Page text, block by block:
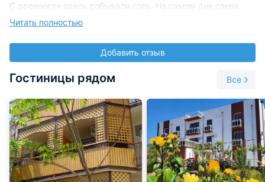
С древности здесь добывали соль. На самом дне озера
около 5 тысяч лет назад стали накапливаться серые и
серо-стальные илы с прослойкой солей. Сверху лег 3,5-
метровый пласт соли. Образовались черные и темно-
серые илы. Именно верхний слой и является той целебной
грязью. Ее начали использовать в целях лечения в 1827
году. Тогда здесь была основана первая в России
дамбой. Западная его часть используется химическим
заводом в качестве сырья. А грязь из восточного озера
используют санатории в лечебных целях. Из нее делаются
различные косметические и лечебные средства.
Читать полностью
Добавить отзыв
Гостиницы рядом Все